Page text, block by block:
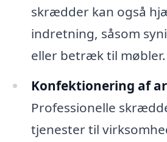
skrædder kan også
indretning, såsom
eller betræk til møbler.
Konfektionering af
Professionelle
tjenester til